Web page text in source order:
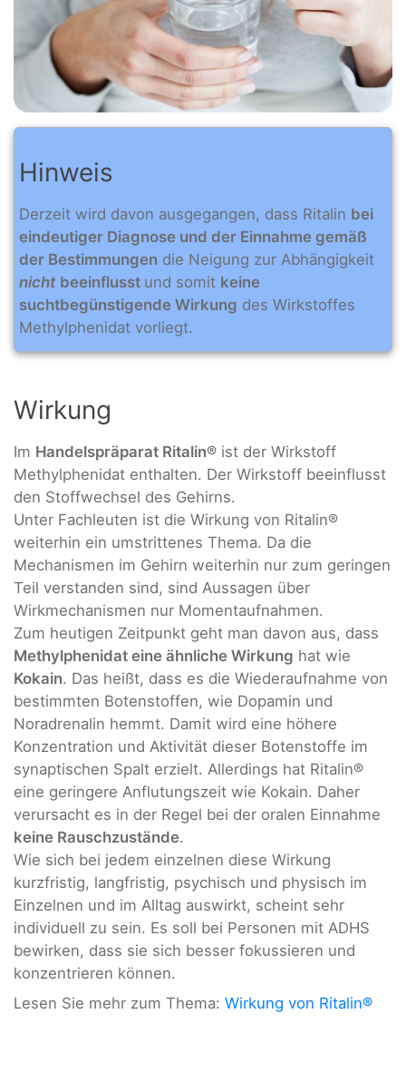
Hinweis
Derzeit wird davon ausgegangen, dass Ritalin bei
eindeutiger Diagnose und der Einnahme gemäß
der Bestimmungen die Neigung zur Abhängigkeit
nicht beeinflusst und somit keine
suchtbegünstigende Wirkung des Wirkstoffes
Methylphenidat vorliegt.
Wirkung
Im Handelspräparat Ritalin® ist der Wirkstoff
Methylphenidat enthalten. Der Wirkstoff beeinflusst
den Stoffwechsel des Gehirns.
Unter Fachleuten ist die Wirkung von Ritalin®
weiterhin ein umstrittenes Thema. Da die
Mechanismen im Gehirn weiterhin nur zum geringen
Teil verstanden sind, sind Aussagen über
Wirkmechanismen nur Momentaufnahmen.
Zum heutigen Zeitpunkt geht man davon aus, dass
Methylphenidat eine ähnliche Wirkung hat wie
Kokain. Das heißt, dass es die Wiederaufnahme von
bestimmten Botenstoffen, wie Dopamin und
Noradrenalin hemmt. Damit wird eine höhere
Konzentration und Aktivität dieser Botenstoffe im
synaptischen Spalt erzielt. Allerdings hat Ritalin®
eine geringere Anflutungszeit wie Kokain. Daher
verursacht es in der Regel bei der oralen Einnahme
keine Rauschzustände.
Wie sich bei jedem einzelnen diese Wirkung
kurzfristig, langfristig, psychisch und physisch im
Einzelnen und im Alltag auswirkt, scheint sehr
individuell zu sein. Es soll bei Personen mit ADHS
bewirken, dass sie sich besser fokussieren und
konzentrieren können.
Lesen Sie mehr zum Thema: Wirkung von Ritalin®​​​​​​​